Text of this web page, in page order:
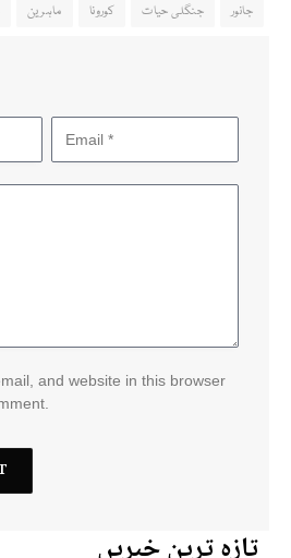
جانور جنگلی حیات کورونا ماہرین
and website in this browser